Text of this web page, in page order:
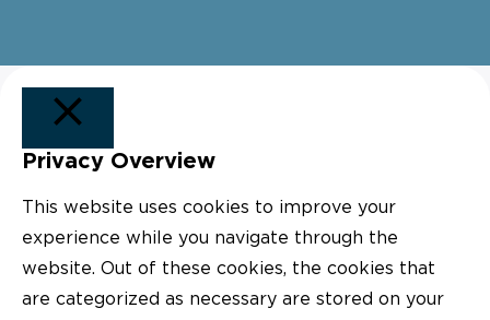
Privacy Overview
This website uses cookies to improve your
experience while you navigate through the
website. Out of these cookies, the cookies that
are categorized as necessary are stored on your